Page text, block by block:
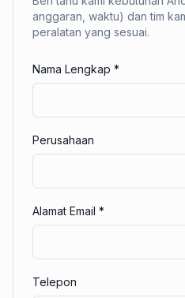
anggaran, waktu) dan tim
peralatan yang sesuai.
Nama Lengkap *
Perusahaan
Alamat Email *
Telepon